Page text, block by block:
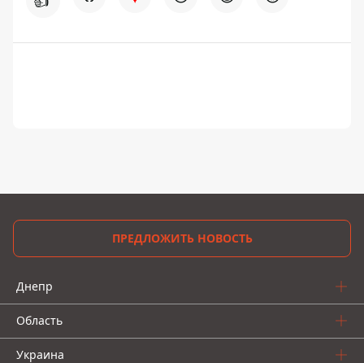
ПРЕДЛОЖИТЬ НОВОСТЬ
Днепр
Область
Украина